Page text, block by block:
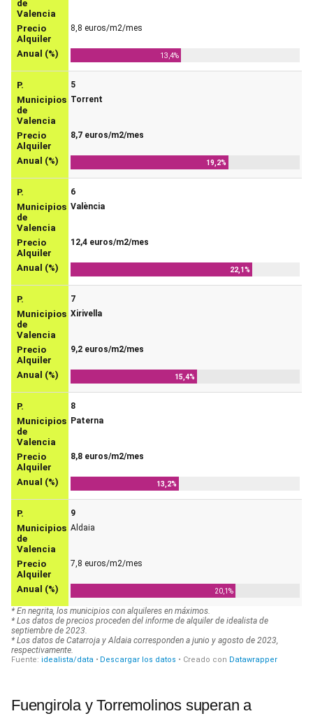
Fuengirola y Torremolinos superan a